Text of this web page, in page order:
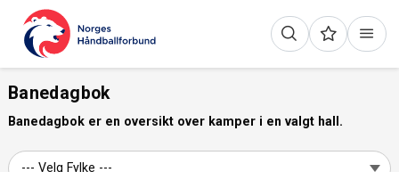
Banedagbok
Banedagbok er en oversikt over kamper i en valgt hall.